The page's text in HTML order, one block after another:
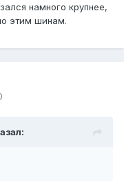
намного крупнее,
этим шинам.